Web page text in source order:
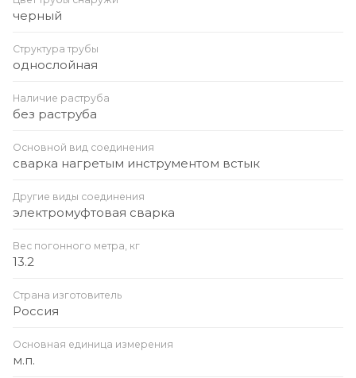
черный
Структура трубы
однослойная
Наличие раструба
без раструба
Основной вид соединения
сварка нагретым инструментом встык
Другие виды соединения
электромуфтовая сварка
Вес погонного метра, кг
13.2
Страна изготовитель
Россия
Основная единица измерения
м.п.